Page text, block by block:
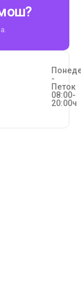
-
Петок
08:00-
20:00ч